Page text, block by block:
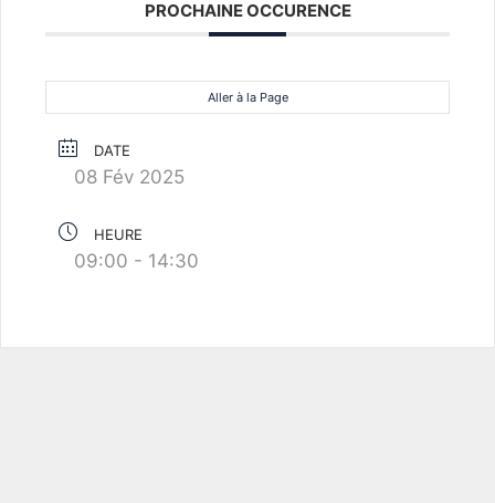
PROCHAINE OCCURENCE
Aller à la Page
DATE
08 Fév 2025
HEURE
09:00 - 14:30